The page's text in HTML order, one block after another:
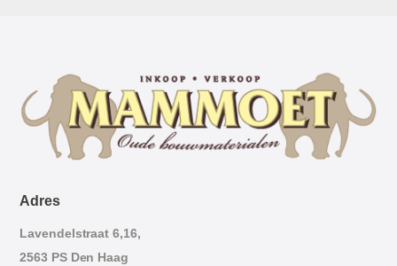
Adres
Lavendelstraat 6,16,
2563 PS Den Haag